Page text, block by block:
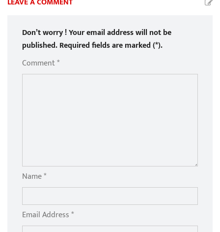
Don’t worry ! Your email address will not be
published. Required fields are marked (*).
Comment *
Name *
Email Address *